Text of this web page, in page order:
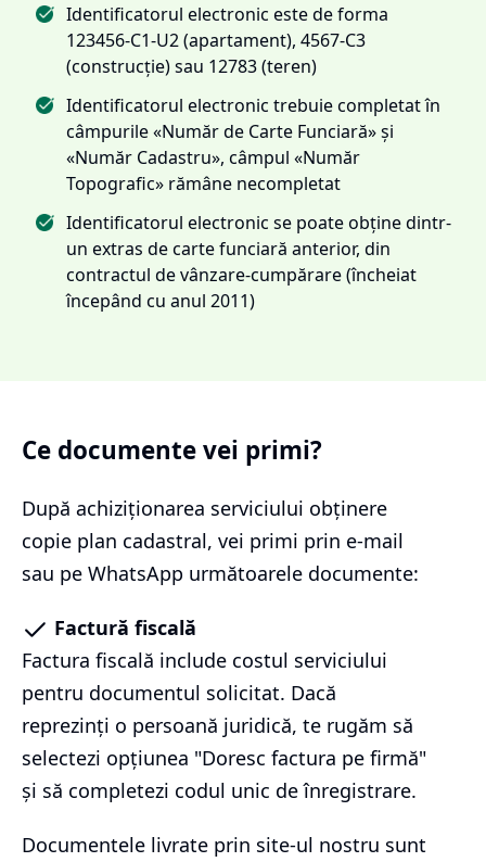
Identificatorul electronic este de forma
123456-C1-U2 (apartament), 4567-C3
(construcție) sau 12783 (teren)
Identificatorul electronic trebuie completat în
câmpurile «Număr de Carte Funciară» și
«Număr Cadastru», câmpul «Număr
Topografic» rămâne necompletat
Identificatorul electronic se poate obține dintr-
un extras de carte funciară anterior, din
contractul de vânzare-cumpărare (încheiat
începând cu anul 2011)
Ce documente vei primi?
După achiziționarea serviciului obținere
copie plan cadastral, vei primi prin e-mail
sau pe WhatsApp următoarele documente:
Factură fiscală
Factura fiscală include costul serviciului
pentru documentul solicitat. Dacă
reprezinți o persoană juridică, te rugăm să
selectezi opțiunea "Doresc factura pe firmă"
și să completezi codul unic de înregistrare.
Documentele livrate prin site-ul nostru sunt